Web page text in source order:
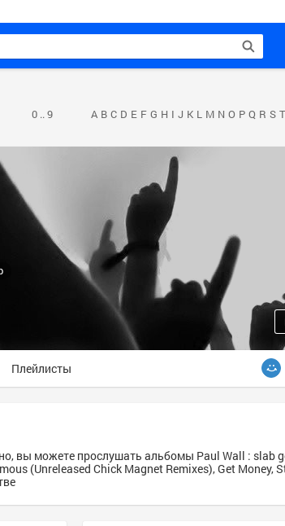
0 .. 9 A B C D E F G H I J K L M N O P Q R S T
Плейлисты
вы можете прослушать альбомы Paul Wall : slab
(Unreleased Chick Magnet Remixes), Get Money,